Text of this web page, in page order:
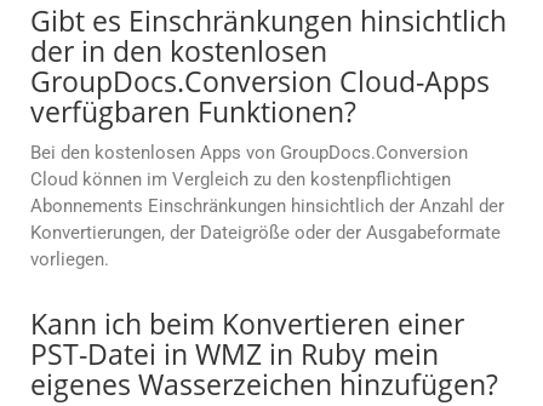
Gibt es Einschränkungen hinsichtlich
der in den kostenlosen
GroupDocs.Conversion Cloud-Apps
verfügbaren Funktionen?
Bei den kostenlosen Apps von GroupDocs.Conversion
Cloud können im Vergleich zu den kostenpflichtigen
Abonnements Einschränkungen hinsichtlich der Anzahl der
Konvertierungen, der Dateigröße oder der Ausgabeformate
vorliegen.
Kann ich beim Konvertieren einer
PST-Datei in WMZ in Ruby mein
eigenes Wasserzeichen hinzufügen?